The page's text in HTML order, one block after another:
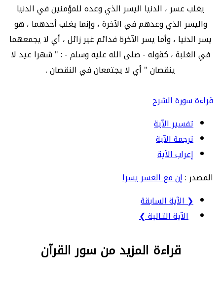
يغلب عسر ، الدنيا اليسر الذي وعده للمؤمنين في الدنيا
واليسر الذي وعدهم في الآخرة ، وإنما يغلب أحدهما ، هو
يسر الدنيا ، وأما يسر الآخرة فدائم غير زائل ، أي لا يجمعهما
في الغلبة ، كقوله - صلى الله عليه وسلم - : " شهرا عيد لا
ينقصان " أي لا يجتمعان في النقصان .
قراءة سورة الشرح
تفسير الآية
ترجمة الآية
إعراب الآية
المصدر :إن مع العسر يسرا
❮ الآية السابقة
الآية التـالية ❯
قراءة المزيد من سور القرآن